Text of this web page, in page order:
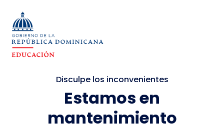
Disculpe los inconvenientes
Estamos en
mantenimiento